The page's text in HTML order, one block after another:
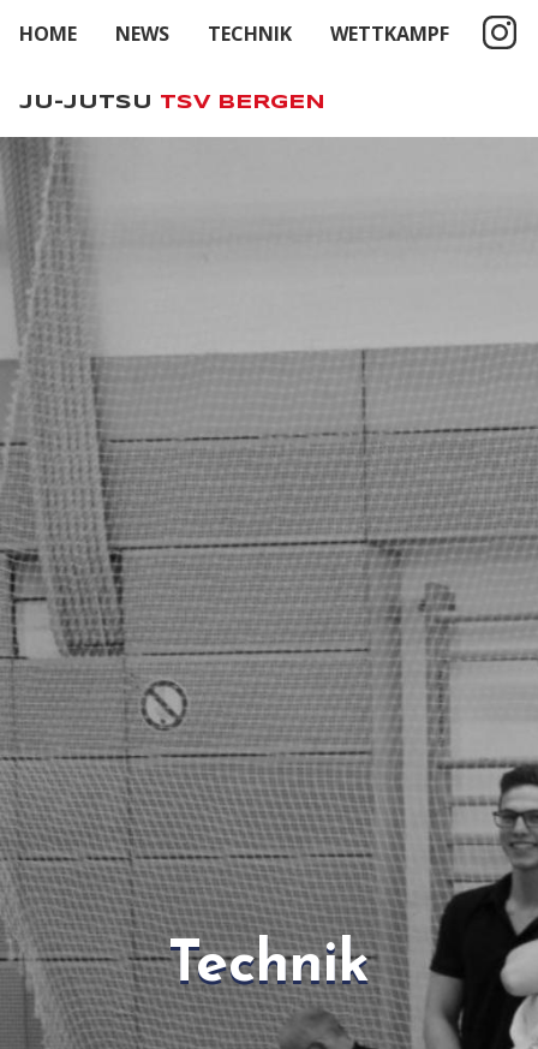
HOME NEWS TECHNIK WETTKAMPF
JU-JUTSU TSV BERGEN
Technik